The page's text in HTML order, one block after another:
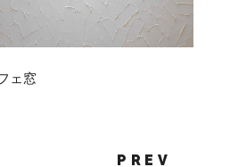
ェ窓
PREV